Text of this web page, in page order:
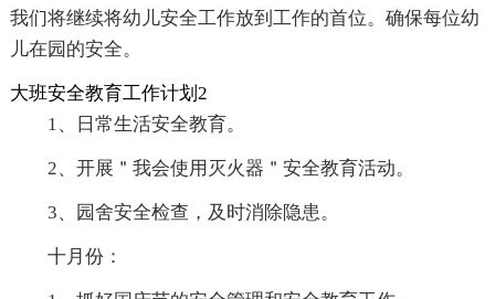
我们将继续将幼儿安全工作放到工作的首位。确保每位幼
儿在园的安全。
大班安全教育工作计划2
1、日常生活安全教育。
2、开展＂我会使用灭火器＂安全教育活动。
3、园舍安全检查，及时消除隐患。
十月份：